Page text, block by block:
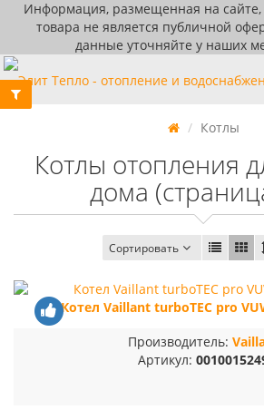
Информация, размещенная на
товара не является публичной
данные уточняйте у наших
Котлы
Котлы отопления
дома
Сортировать
Котел Vaillant turboTEC pro
Производитель:
Артикул: